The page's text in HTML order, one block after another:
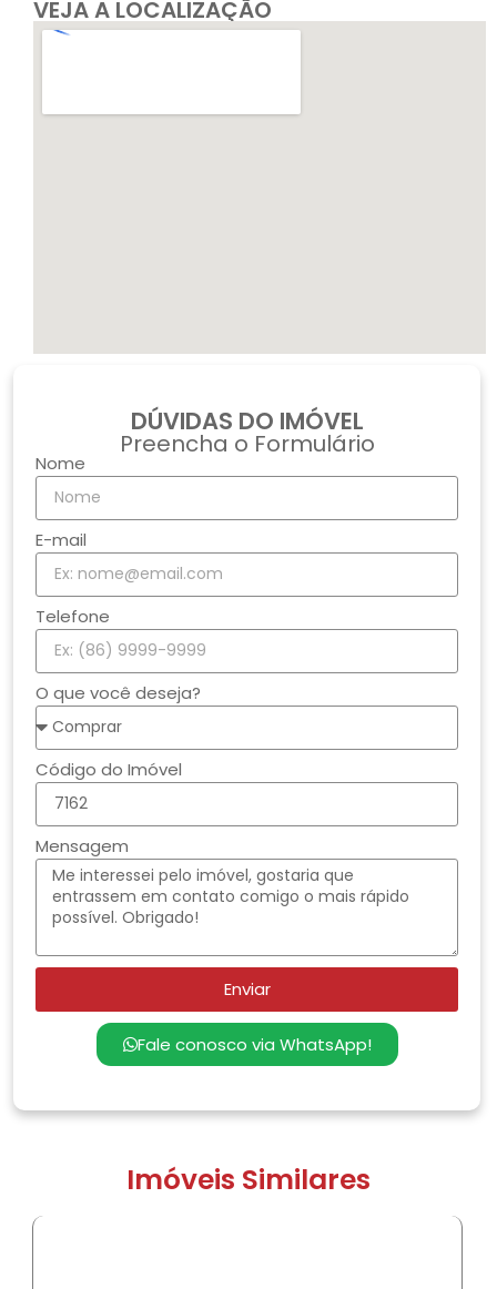
VEJA A LOCALIZAÇÃO
DÚVIDAS DO IMÓVEL
Preencha o Formulário
Nome
E-mail
Telefone
O que você deseja?
Código do Imóvel
Mensagem
Enviar
Fale conosco via WhatsApp!
Imóveis Similares